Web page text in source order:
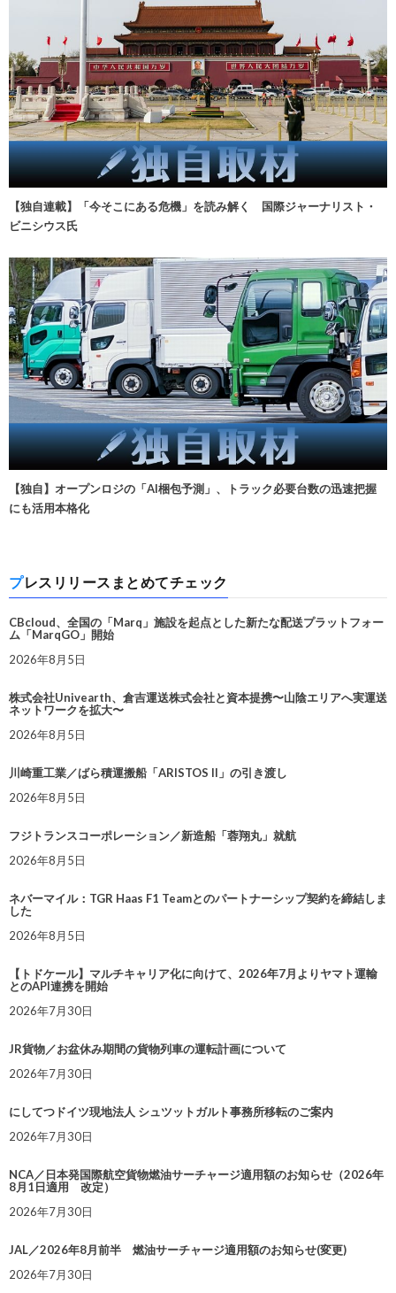
【独自連載】「今そこにある危機」を読み解く 国際ジャーナリスト・
ビニシウス氏
【独自】オープンロジの「AI梱包予測」、トラック必要台数の迅速把握
にも活用本格化
プレスリリースまとめてチェック
CBcloud、全国の「Marq」施設を起点とした新たな配送プラットフォー
ム「MarqGO」開始
2026年8月5日
株式会社Univearth、倉吉運送株式会社と資本提携〜山陰エリアへ実運送
ネットワークを拡大〜
2026年8月5日
川崎重工業／ばら積運搬船「ARISTOS II」の引き渡し
2026年8月5日
フジトランスコーポレーション／新造船「蓉翔丸」就航
2026年8月5日
ネバーマイル：TGR Haas F1 Teamとのパートナーシップ契約を締結しま
した
2026年8月5日
【トドケール】マルチキャリア化に向けて、2026年7月よりヤマト運輸
とのAPI連携を開始
2026年7月30日
JR貨物／お盆休み期間の貨物列車の運転計画について
2026年7月30日
にしてつドイツ現地法人 シュツットガルト事務所移転のご案内
2026年7月30日
NCA／日本発国際航空貨物燃油サーチャージ適用額のお知らせ（2026年
8月1日適用 改定）
2026年7月30日
JAL／2026年8月前半 燃油サーチャージ適用額のお知らせ(変更)
2026年7月30日